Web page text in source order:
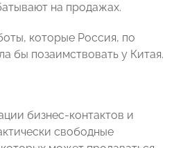
на продажах.
которые Россия, по
бы позаимствовать у Китая.
бизнес-контактов и
свободные